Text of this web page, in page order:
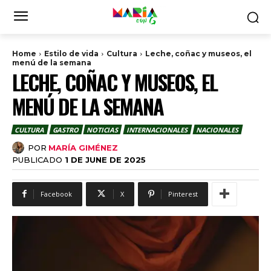
Home Estilo de vida Cultura
Leche, coñac y museos, el
menú de la semana
LECHE, COÑAC Y MUSEOS, EL
MENÚ DE LA SEMANA
CULTURA GASTRO NOTICIAS INTERNACIONALES NACIONALES
POR MARÍA GIMÉNEZ
PUBLICADO 1 DE JUNE DE 2025
Facebook X Pinterest